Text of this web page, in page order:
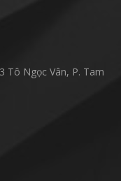
Tô Ngọc Vân, P. Tam